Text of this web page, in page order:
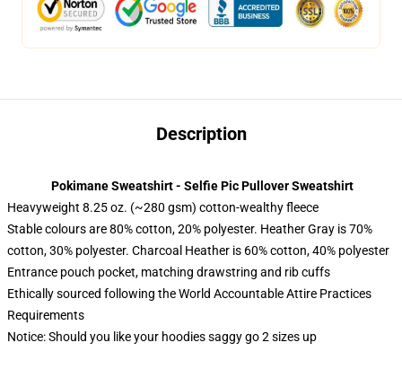
Description
Pokimane Sweatshirt - Selfie Pic Pullover Sweatshirt
Heavyweight 8.25 oz. (~280 gsm) cotton-wealthy fleece
Stable colours are 80% cotton, 20% polyester. Heather Gray is 70%
cotton, 30% polyester. Charcoal Heather is 60% cotton, 40% polyester
Entrance pouch pocket, matching drawstring and rib cuffs
Ethically sourced following the World Accountable Attire Practices
Requirements
Notice: Should you like your hoodies saggy go 2 sizes up